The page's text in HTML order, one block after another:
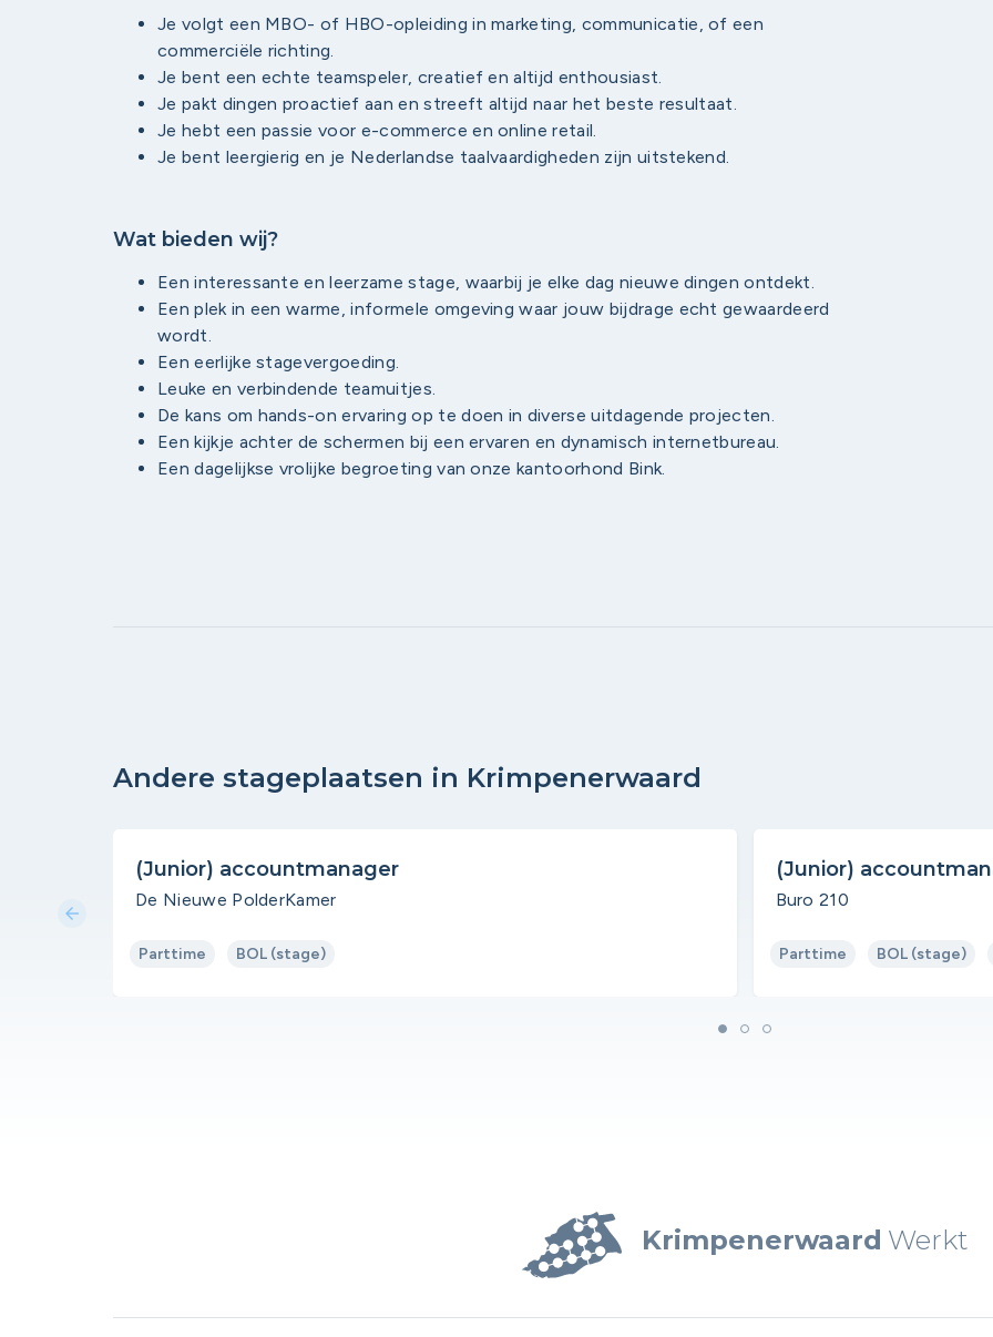
Je volgt een MBO- of HBO-opleiding in marketing, communicatie, of een
commerciële richting.
Je bent een echte teamspeler, creatief en altijd enthousiast.
Je pakt dingen proactief aan en streeft altijd naar het beste resultaat.
Je hebt een passie voor e-commerce en online retail.
Je bent leergierig en je Nederlandse taalvaardigheden zijn uitstekend.
Wat bieden wij?
Een interessante en leerzame stage, waarbij je elke dag nieuwe dingen ontdekt.
Een plek in een warme, informele omgeving waar jouw bijdrage echt gewaardeerd
wordt.
Een eerlijke stagevergoeding.
Leuke en verbindende teamuitjes.
De kans om hands-on ervaring op te doen in diverse uitdagende projecten.
Een kijkje achter de schermen bij een ervaren en dynamisch internetbureau.
Een dagelijkse vrolijke begroeting van onze kantoorhond Bink.
Andere stageplaatsen in Krimpenerwaard
(Junior) accountmanager
De Nieuwe PolderKamer
Parttime BOL (stage)
(Junior)
Buro 210
Parttime BOL (stage)
arrow_back
Krimpenerwaard Werkt